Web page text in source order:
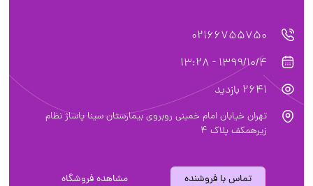
02166755750
1399/10/4 - 13:28
2641 بازدید
تهران خیابان امام خمینی روبروی بیمارستان سینا پاساژ نظام
زیرهمکف پلاک 4
تماس با فروشنده مشاهده فروشگاه